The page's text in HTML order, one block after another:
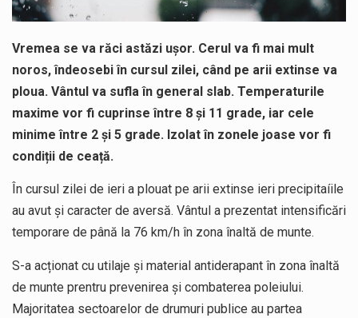
Vremea se va răci astăzi ușor. Cerul va fi mai mult
noros, îndeosebi în cursul zilei, când pe arii extinse va
ploua. Vântul va sufla în general slab. Temperaturile
maxime vor fi cuprinse între 8 și 11 grade, iar cele
minime între 2 și 5 grade. Izolat în zonele joase vor fi
condiții de ceață.
În cursul zilei de ieri a plouat pe arii extinse ieri precipitaíile
au avut și caracter de aversă. Vântul a prezentat intensificări
temporare de până la 76 km/h în zona înaltă de munte.
S-a acționat cu utilaje și material antiderapant în zona înaltă
de munte prentru prevenirea și combaterea poleiului.
Majoritatea sectoarelor de drumuri publice au partea